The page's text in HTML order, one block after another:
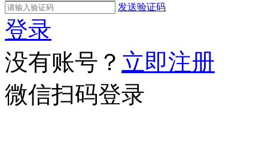
发送验证码
登录
没有账号？ 立即注册
微信扫码登录